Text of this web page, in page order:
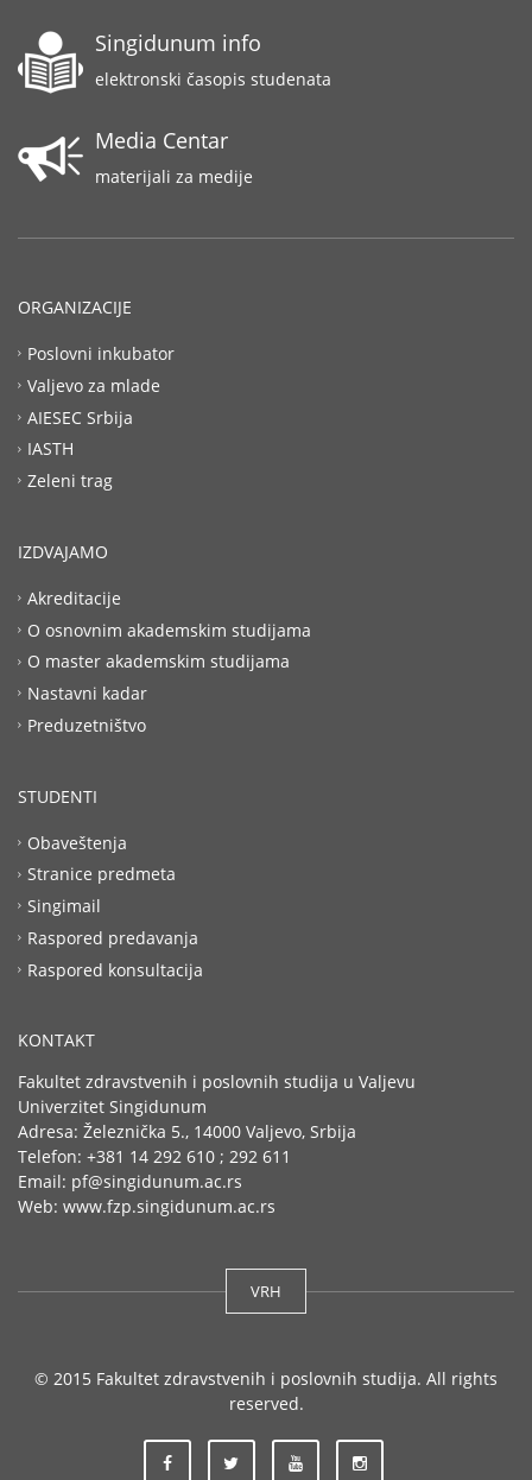
Singidunum info
elektronski časopis studenata
Media Centar
materijali za medije
ORGANIZACIJE
Poslovni inkubator
Valjevo za mlade
AIESEC Srbija
IASTH
Zeleni trag
IZDVAJAMO
Akreditacije
O osnovnim akademskim studijama
O master akademskim studijama
Nastavni kadar
Preduzetništvo
STUDENTI
Obaveštenja
Stranice predmeta
Singimail
Raspored predavanja
Raspored konsultacija
KONTAKT
Fakultet zdravstvenih i poslovnih studija u Valjevu
Univerzitet Singidunum
Adresa: Železnička 5., 14000 Valjevo, Srbija
Telefon: +381 14 292 610 ; 292 611
Email: pf@singidunum.ac.rs
Web: www.fzp.singidunum.ac.rs
VRH
© 2015 Fakultet zdravstvenih i poslovnih studija. All rights
reserved.